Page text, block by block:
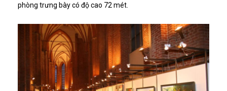
phòng trưng bày có độ cao 72 mét.